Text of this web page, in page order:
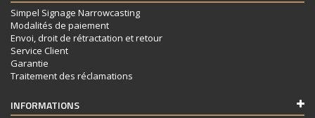
Simpel Signage Narrowcasting
Modalités de paiement
Envoi, droit de rétractation et retour
Service Client
Garantie
Traitement des réclamations
INFORMATIONS